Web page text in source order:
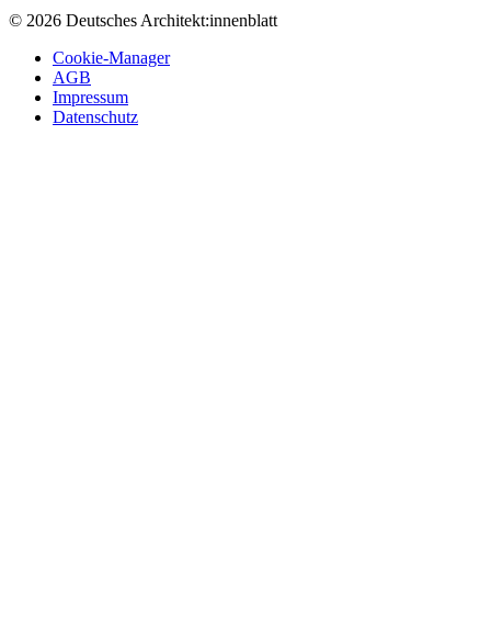
© 2026 Deutsches Architekt:innenblatt
Cookie-Manager
AGB
Impressum
Datenschutz